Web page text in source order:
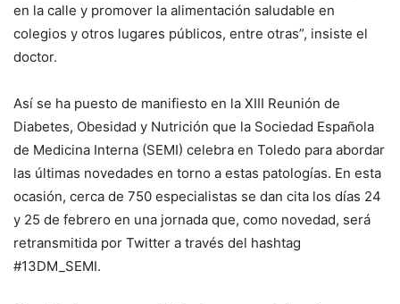
en la calle y promover la alimentación saludable en
colegios y otros lugares públicos, entre otras”, insiste el
doctor.
Así se ha puesto de manifiesto en la XIII Reunión de
Diabetes, Obesidad y Nutrición que la Sociedad Española
de Medicina Interna (SEMI) celebra en Toledo para abordar
las últimas novedades en torno a estas patologías. En esta
ocasión, cerca de 750 especialistas se dan cita los días 24
y 25 de febrero en una jornada que, como novedad, será
retransmitida por Twitter a través del hashtag
#13DM_SEMI.